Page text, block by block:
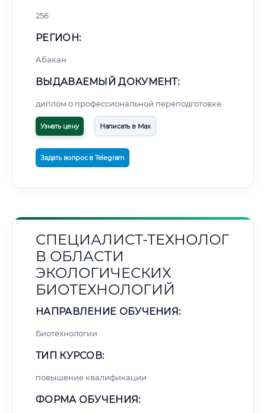
256
РЕГИОН:
Абакан
ВЫДАВАЕМЫЙ ДОКУМЕНТ:
диплом о профессиональной переподготовке
Узнать цену Написать в Max
Задать вопрос в Telegram
СПЕЦИАЛИСТ-ТЕХНОЛОГ
В ОБЛАСТИ
ЭКОЛОГИЧЕСКИХ
БИОТЕХНОЛОГИЙ
НАПРАВЛЕНИЕ ОБУЧЕНИЯ:
Биотехнологии
ТИП КУРСОВ:
повышение квалификации
ФОРМА ОБУЧЕНИЯ: